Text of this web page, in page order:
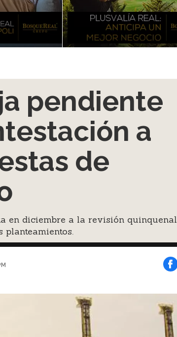
pendiente
a
de
en diciembre a la revisión quinquenal